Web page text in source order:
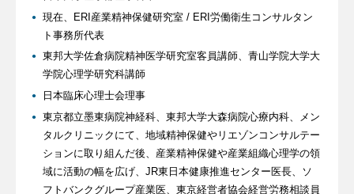
現在、ERI産業精神保健研究室 / ERI労働衛生コンサルタン
ト事務所代表
東邦大学佐倉病院精神医学研究室客員講師、青山学院大学大
学院心理学研究科講師
日本臨床心理士会理事
東京都立墨東病院神経科、東邦大学大森病院心療内科、メン
タルクリニックにて、地域精神保健やリエゾンコンサルテー
ションに取り組んだ後、産業精神保健や産業組織心理学の領
域に活動の幅を広げ、JR東日本健康推進センター医長、ソ
フトバンクグループ産業医、東京経営者協会経営労務相談員